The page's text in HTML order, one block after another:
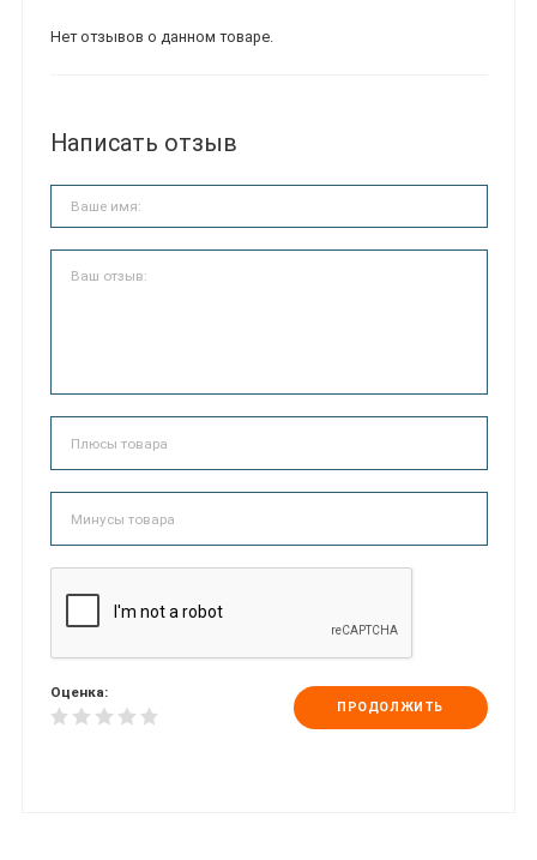
Нет отзывов о данном товаре.
Написать отзыв
Оценка:
ПРОДОЛЖИТЬ